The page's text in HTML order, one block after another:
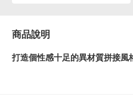
商品說明
打造個性感十足的異材質拼接風
洋溢著自然質感的上衣款式，